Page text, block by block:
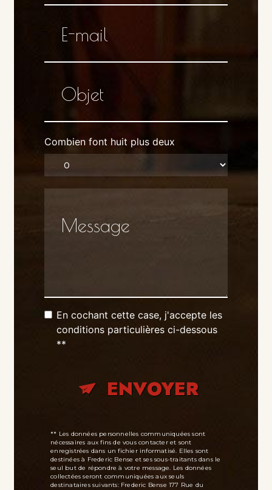
Combien font huit plus deux
En cochant cette case, j'accepte les
conditions particulières ci-dessous
**
ENVOYER
** Les données personnelles communiquées sont
nécessaires aux fins de vous contacter et sont
enregistrées dans un fichier informatisé. Elles sont
destinées à Frederic Bense et ses sous-traitants dans le
seul but de répondre à votre message. Les données
collectées seront communiquées aux seuls
destinataires suivants: Frederic Bense 177 Rue du